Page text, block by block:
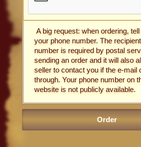
A big request: when ordering,
your phone number. The
number is required by postal
sending an order and it will also
seller to contact you if the e-mail
through. Your phone number on
website is not publicly available.